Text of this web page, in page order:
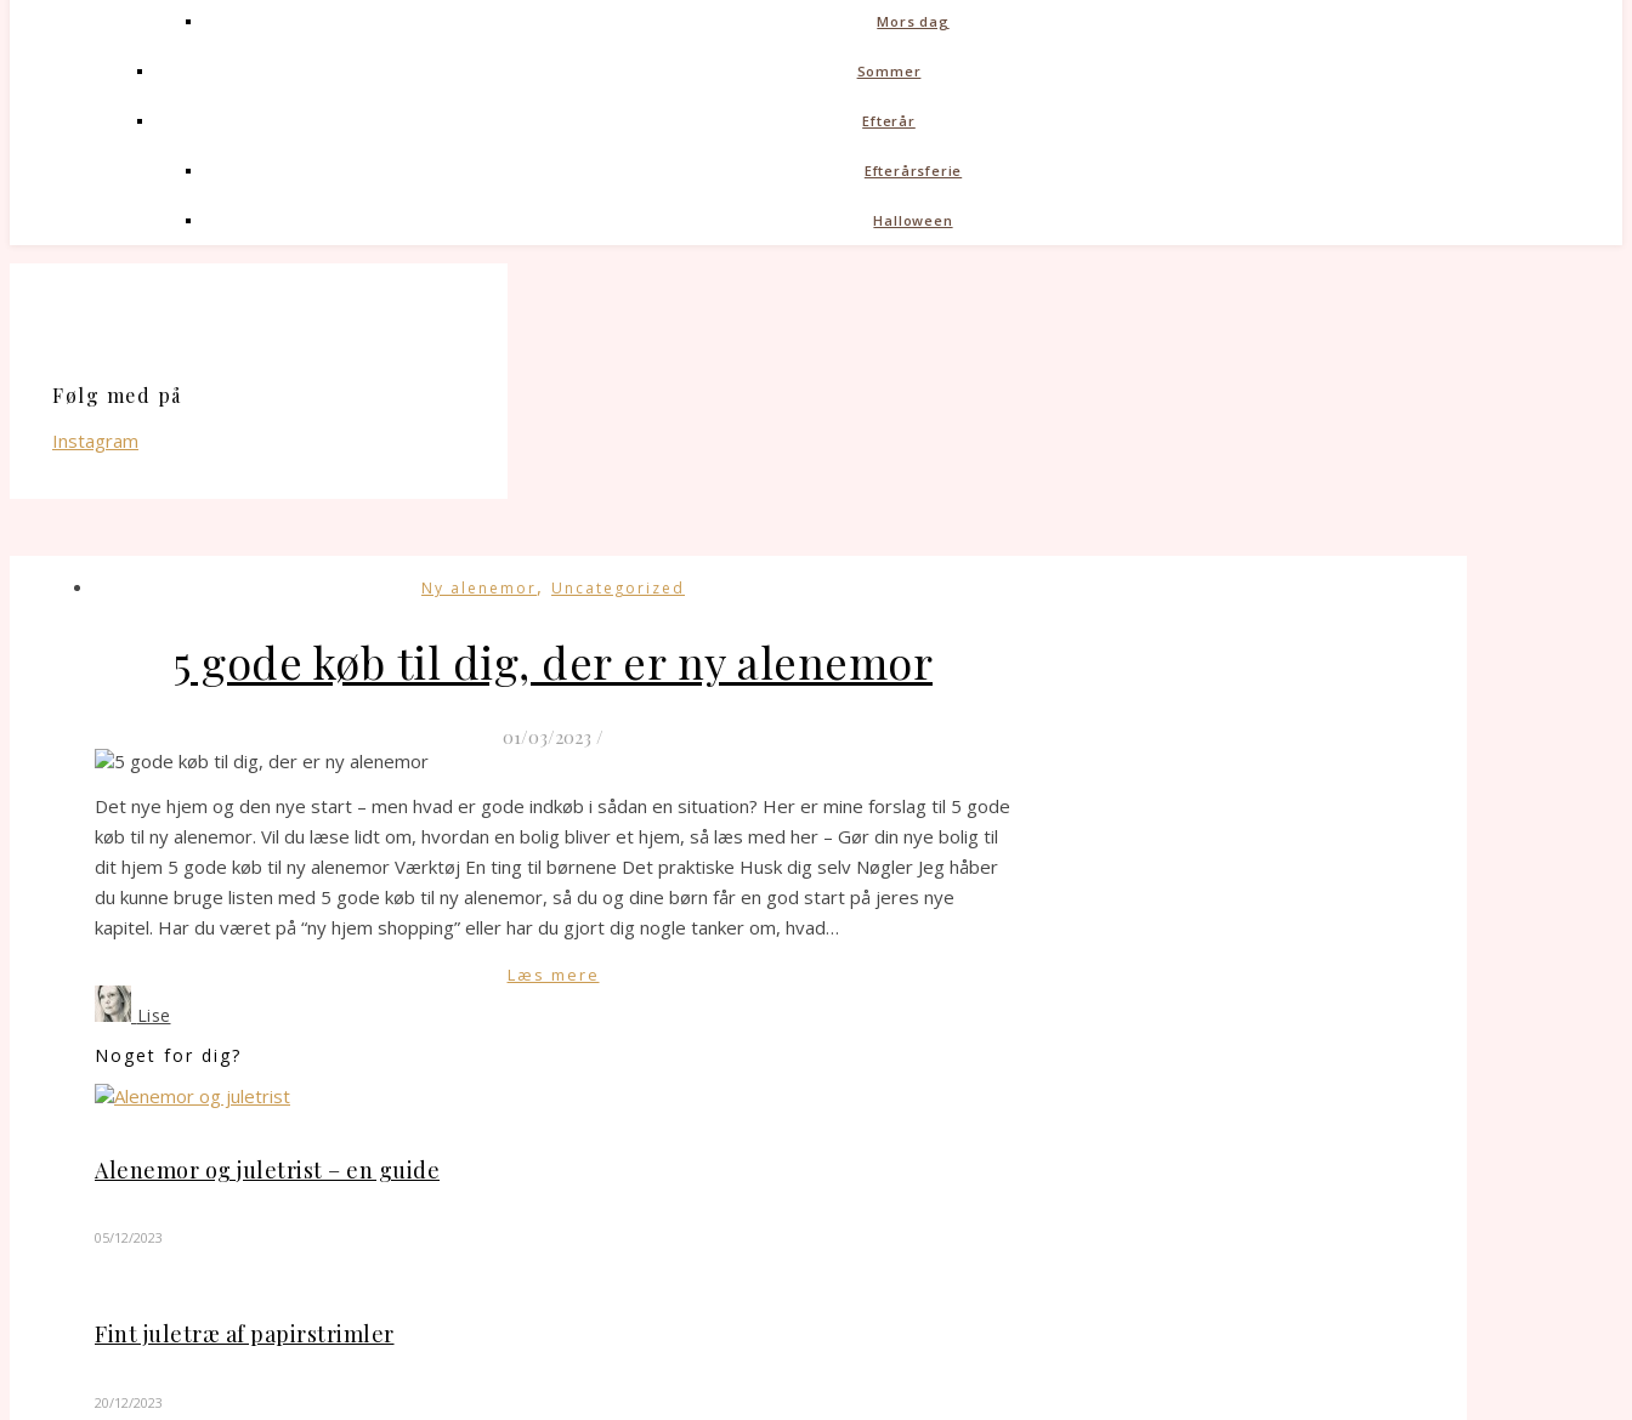
Mors dag
Sommer
Efterår
Efterårsferie
Halloween
Følg med på
Instagram
Ny alenemor, Uncategorized
5 gode køb til dig, der er ny alenemor
01/03/2023 /
Det nye hjem og den nye start – men hvad er gode indkøb i sådan en situation? Her er mine forslag til 5 gode
køb til ny alenemor. Vil du læse lidt om, hvordan en bolig bliver et hjem, så læs med her – Gør din nye bolig til
dit hjem 5 gode køb til ny alenemor Værktøj En ting til børnene Det praktiske Husk dig selv Nøgler Jeg håber
du kunne bruge listen med 5 gode køb til ny alenemor, så du og dine børn får en god start på jeres nye
kapitel. Har du været på “ny hjem shopping” eller har du gjort dig nogle tanker om, hvad…
Læs mere
Lise
Noget for dig?
Alenemor og juletrist – en guide
05/12/2023
Fint juletræ af papirstrimler
20/12/2023